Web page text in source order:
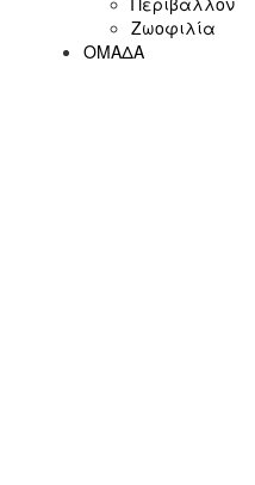
Ζωοφιλία
ΟΜΑΔΑ